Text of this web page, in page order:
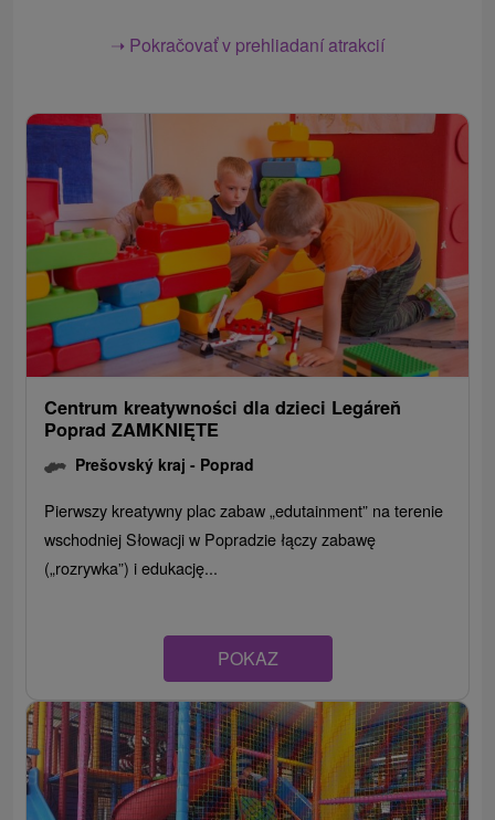
➝ Pokračovať v prehliadaní atrakcií
Centrum kreatywności dla dzieci Legáreň
Poprad ZAMKNIĘTE
Prešovský kraj - Poprad
Pierwszy kreatywny plac zabaw „edutainment” na terenie
wschodniej Słowacji w Popradzie łączy zabawę
(„rozrywka”) i edukację...
POKAZ